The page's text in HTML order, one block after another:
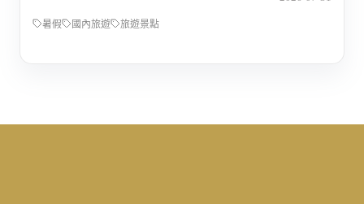
暑假 國內旅遊 旅遊景點